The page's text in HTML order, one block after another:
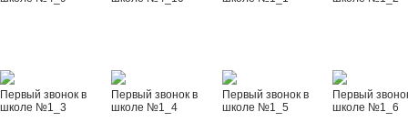
Первый звонок в
школе №1_3
Первый звонок в
школе №1_4
Первый звонок в
школе №1_5
Первый
школе №1_6